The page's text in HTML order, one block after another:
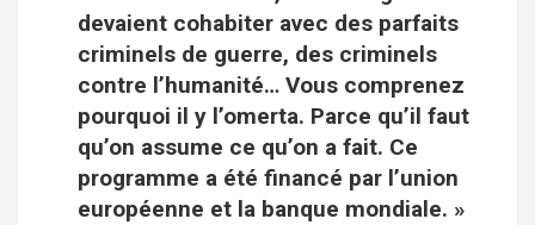
devaient cohabiter avec des parfaits
criminels de guerre, des criminels
contre l’humanité… Vous comprenez
pourquoi il y l’omerta. Parce qu’il faut
qu’on assume ce qu’on a fait. Ce
programme a été financé par l’union
européenne et la banque mondiale. »